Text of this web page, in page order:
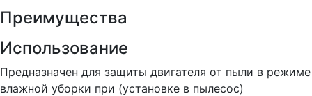
Преимущества
Использование
Предназначен для защиты двигателя от пыли в режиме
влажной уборки при (установке в пылесос)